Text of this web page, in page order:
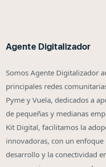
Agente Digitalizador
Somos Agente Digitalizador
principales redes
Pyme y Vuela, dedicados a
de pequeñas y medianas
Kit Digital, facilitamos la
innovadoras, con un
desarrollo y la conectividad